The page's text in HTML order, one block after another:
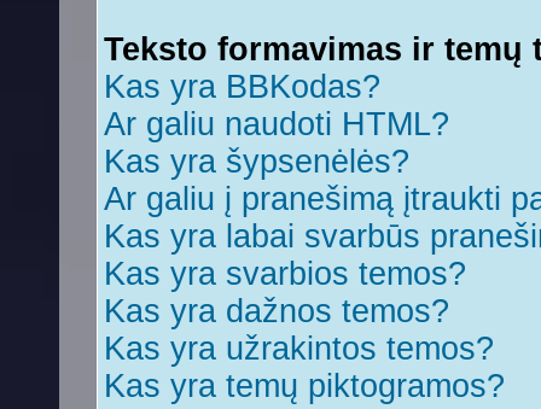
Teksto formavimas ir temų
Kas yra BBKodas?
Ar galiu naudoti HTML?
Kas yra šypsenėlės?
Ar galiu į pranešimą įtraukti
Kas yra labai svarbūs
Kas yra svarbios temos?
Kas yra dažnos temos?
Kas yra užrakintos temos?
Kas yra temų piktogramos?